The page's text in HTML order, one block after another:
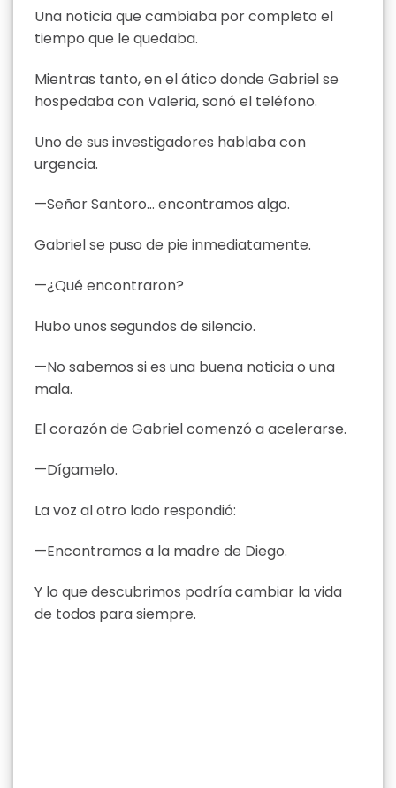
Una noticia que cambiaba por completo el
tiempo que le quedaba.
Mientras tanto, en el ático donde Gabriel se
hospedaba con Valeria, sonó el teléfono.
Uno de sus investigadores hablaba con
urgencia.
—Señor Santoro… encontramos algo.
Gabriel se puso de pie inmediatamente.
—¿Qué encontraron?
Hubo unos segundos de silencio.
—No sabemos si es una buena noticia o una
mala.
El corazón de Gabriel comenzó a acelerarse.
—Dígamelo.
La voz al otro lado respondió:
—Encontramos a la madre de Diego.
Y lo que descubrimos podría cambiar la vida
de todos para siempre.